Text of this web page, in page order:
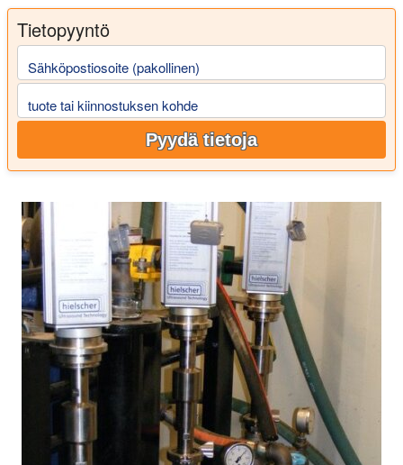
Tietopyyntö
Sähköpostiosoite (pakollinen)
tuote tai kiinnostuksen kohde
Pyydä tietoja